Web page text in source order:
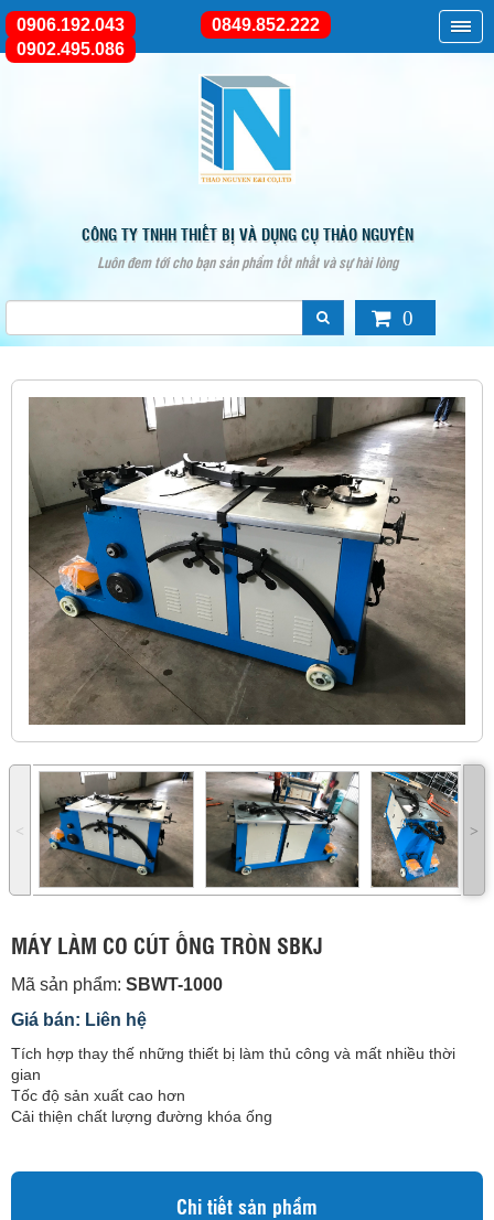
CÔNG TY TNHH THIẾT BỊ VÀ DỤNG CỤ THẢO NGUYÊN
Luôn đem tới cho bạn sản phẩm tốt nhất và sự hài lòng
0906.192.043
0849.852.222
0902.495.086
0
˂ ˃
MÁY LÀM CO CÚT ỐNG TRÒN SBKJ
Mã sản phẩm: SBWT-1000
Giá bán: Liên hệ
Tích hợp thay thế những thiết bị làm thủ công và mất nhiều thời
gian
Tốc độ sản xuất cao hơn
Cải thiện chất lượng đường khóa ống
Chi tiết sản phẩm